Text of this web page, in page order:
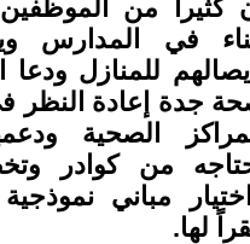
كثيرا من
في المدارس
للمنازل ودعا
جدة إعادة النظر
الصحية
من كوادر
مباني
لها.